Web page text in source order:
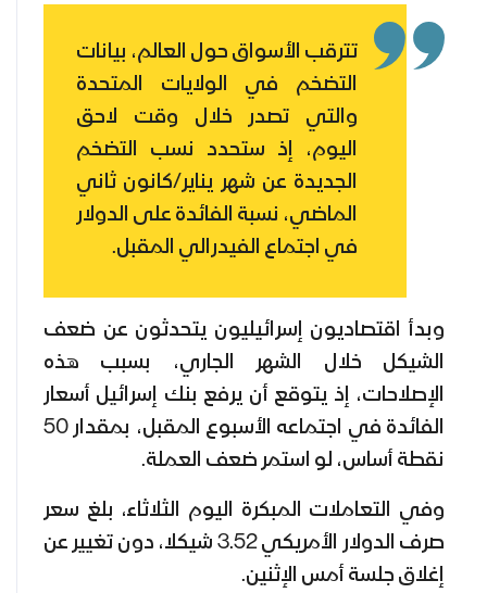
تترقب الأسواق حول العالم، بيانات
التضخم في الولايات المتحدة
والتي تصدر خلال وقت لاحق
اليوم، إذ ستحدد نسب التضخم
الجديدة عن شهر يناير/كانون ثاني
الماضي، نسبة الفائدة على الدولار
في اجتماع الفيدرالي المقبل.
وبدأ اقتصاديون إسرائيليون يتحدثون عن ضعف
الشيكل خلال الشهر الجاري، بسبب هذه
الإصلاحات، إذ يتوقع أن يرفع بنك إسرائيل أسعار
الفائدة في اجتماعه الأسبوع المقبل، بمقدار 50
نقطة أساس، لو استمر ضعف العملة.
وفي التعاملات المبكرة اليوم الثلاثاء، بلغ سعر
صرف الدولار الأمريكي 3.52 شيكلا، دون تغيير عن
إغلاق جلسة أمس الإثنين.